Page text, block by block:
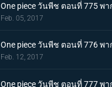
One piece วันพีช ตอนที่ 775 พ
Feb. 05, 2017
One piece วันพีช ตอนที่ 776 พ
Feb. 12, 2017
One piece วันพีช ตอนที่ 777 พ